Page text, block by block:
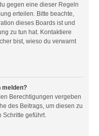
gegen eine dieser Regeln
erteilen. Bitte beachte,
dieses Boards ist und
zu tun hat. Kontaktiere
bist, wieso du verwarnt
melden?
Berechtigungen vergeben
des Beitrags, um diesen zu
geführt.